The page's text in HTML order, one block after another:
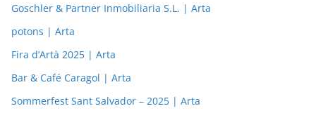
Goschler & Partner Inmobiliaria S.L. | Arta
potons | Arta
Fira d’Artà 2025 | Arta
Bar & Café Caragol | Arta
Sommerfest Sant Salvador – 2025 | Arta